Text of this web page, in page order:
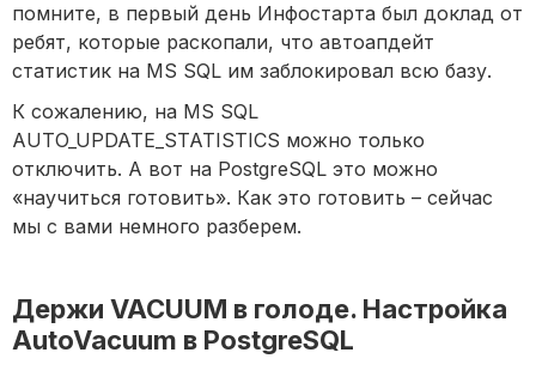
помните, в первый день Инфостарта был доклад от
ребят, которые раскопали, что автоапдейт
статистик на MS SQL им заблокировал всю базу.
К сожалению, на MS SQL
AUTO_UPDATE_STATISTICS можно только
отключить. А вот на PostgreSQL это можно
«научиться готовить». Как это готовить – сейчас
мы с вами немного разберем.
Держи VACUUM в голоде. Настройка
AutoVacuum в PostgreSQL